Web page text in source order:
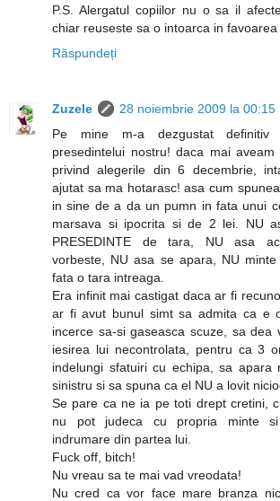
P.S. Alergatul copiilor nu o sa il
chiar reuseste sa o intoarca in favoarea
Răspundeți
Zuzele
28 noiembrie 2009 la 00:15
Pe mine m-a dezgustat
presedintelui nostru! daca mai
privind alegerile din 6 decembrie,
ajutat sa ma hotarasc! asa cum
in sine de a da un pumn in fata unui
marsava si ipocrita si de 2 lei. NU
PRESEDINTE de tara, NU asa
vorbeste, NU asa se apara, NU
fata o tara intreaga.
Era infinit mai castigat daca ar fi
ar fi avut bunul simt sa admita ca e
incerce sa-si gaseasca scuze, sa dea
iesirea lui necontrolata, pentru ca 3
indelungi sfatuiri cu echipa, sa apara
sinistru si sa spuna ca el NU a lovit
Se pare ca ne ia pe toti drept cretini,
nu pot judeca cu propria minte
indrumare din partea lui.
Fuck off, bitch!
Nu vreau sa te mai vad vreodata!
Nu cred ca vor face mare branza